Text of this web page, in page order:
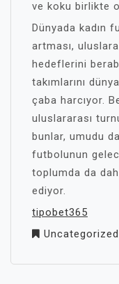
ve koku birlikte
Dünyada kadın
artması,
hedeflerini
takımlarını
çaba harcıyor.
uluslararası
bunlar, umudu
futbolunun
toplumda da
ediyor.
tipobet365
Uncategorized